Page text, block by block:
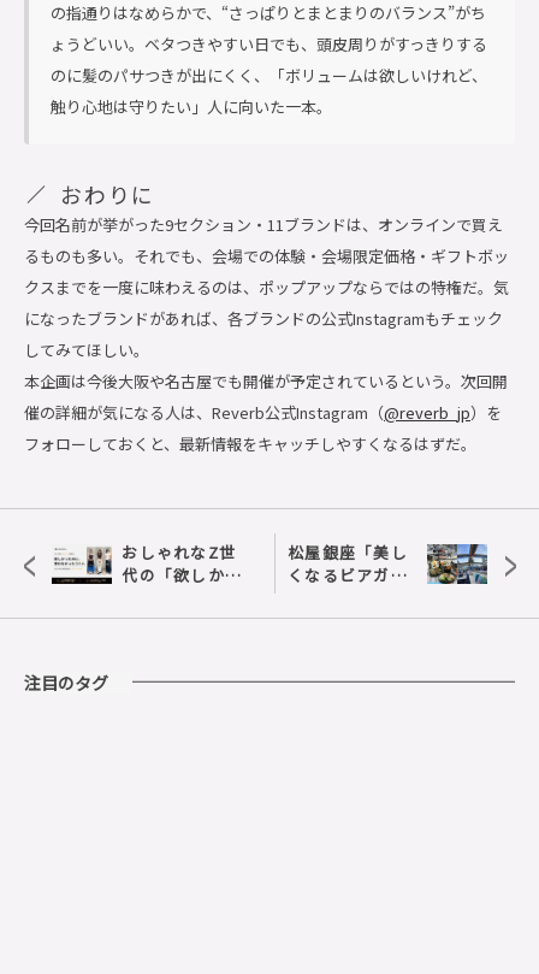
の指通りはなめらかで、“さっぱりとまとまりのバランス”がち
ょうどいい。ベタつきやすい日でも、頭皮周りがすっきりする
のに髪のパサつきが出にくく、「ボリュームは欲しいけれど、
触り心地は守りたい」人に向いた一本。
おわりに
今回名前が挙がった9セクション・11ブランドは、オンラインで買え
るものも多い。それでも、会場での体験・会場限定価格・ギフトボッ
クスまでを一度に味わえるのは、ポップアップならではの特権だ。気
になったブランドがあれば、各ブランドの公式Instagramもチェック
してみてほしい。
本企画は今後大阪や名古屋でも開催が予定されているという。次回開
催の詳細が気になる人は、Reverb公式Instagram（@reverb_jp）を
フォローしておくと、最新情報をキャッチしやすくなるはずだ。
<
おしゃれなZ世
代の「欲しかっ
かった」コスメ
松屋銀座「美し
くなるビアガー
年のテーマは
空間を徹底解説
>
注目のタグ